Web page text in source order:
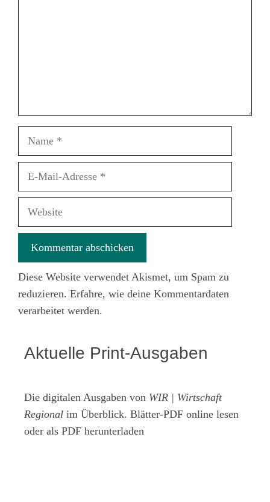
Name
Website
Diese Website verwendet Akismet, um Spam zu
reduzieren. Erfahre, wie deine Kommentardaten
verarbeitet werden.
Aktuelle Print-Ausgaben
Die digitalen Ausgaben von WIR | Wirtschaft
Regional im Überblick. Blätter-PDF online lesen
oder als PDF herunterladen